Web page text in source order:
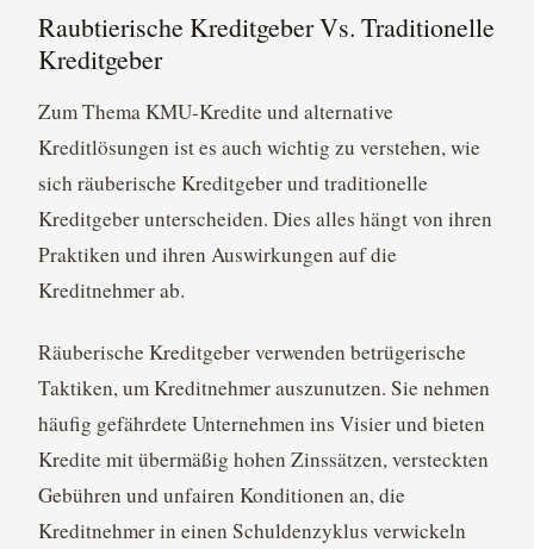
Raubtierische Kreditgeber Vs. Traditionelle
Kreditgeber
Zum Thema KMU-Kredite und alternative
Kreditlösungen ist es auch wichtig zu verstehen, wie
sich räuberische Kreditgeber und traditionelle
Kreditgeber unterscheiden. Dies alles hängt von ihren
Praktiken und ihren Auswirkungen auf die
Kreditnehmer ab.
Räuberische Kreditgeber verwenden betrügerische
Taktiken, um Kreditnehmer auszunutzen. Sie nehmen
häufig gefährdete Unternehmen ins Visier und bieten
Kredite mit übermäßig hohen Zinssätzen, versteckten
Gebühren und unfairen Konditionen an, die
Kreditnehmer in einen Schuldenzyklus verwickeln